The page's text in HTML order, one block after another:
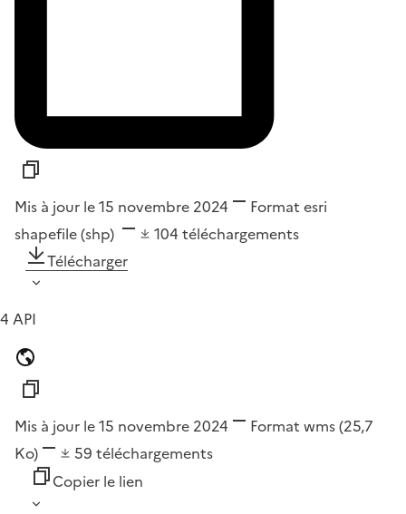
Mis à jour le 15 novembre 2024 Format esri
shapefile (shp)
104 téléchargements
Télécharger
4 API
Mis à jour le 15 novembre 2024 Format wms(25,7
Ko)
59 téléchargements
Copier le lien